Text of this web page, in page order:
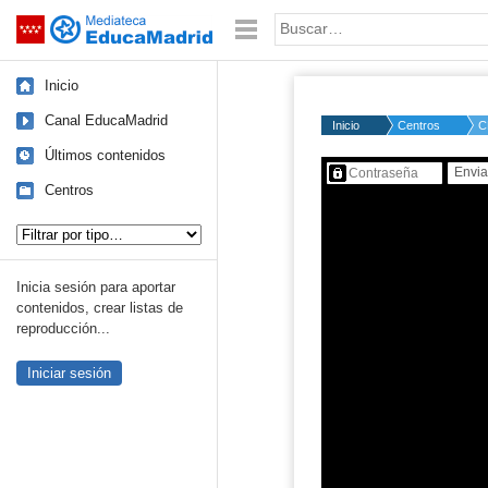
Saltar navegación Palabra o frase:
Inicio
Canal EducaMadrid
Últimos contenidos
Centros
Inicia sesión para aportar
contenidos, crear listas de
reproducción...
Iniciar sesión
Inicio Centros
Contenido protegido…